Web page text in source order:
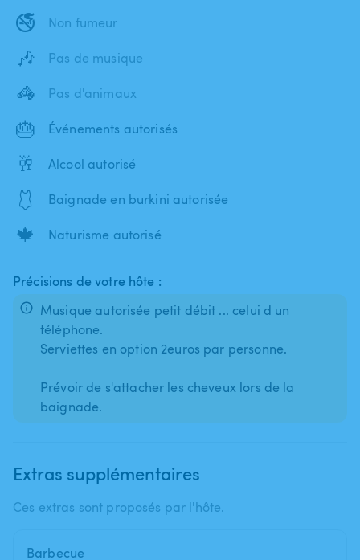
🚭 Non fumeur
🎶 Pas de musique
🦓 Pas d'animaux
🎂 Événements autorisés
🥂 Alcool autorisé
🩱 Baignade en burkini autorisée
🍁 Naturisme autorisé
Précisions de votre hôte :
Musique autorisée petit débit ... celui d un
téléphone.
Serviettes en option 2euros par personne.
Prévoir de s'attacher les cheveux lors de la
Extras supplémentaires
Ces extras sont proposés par l'hôte.
Barbecue